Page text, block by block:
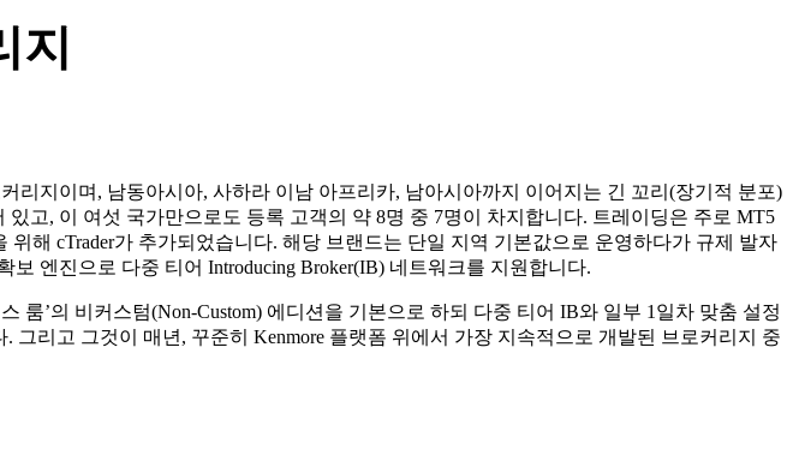
지이며, 남동아시아, 사하라 이남 아프리카, 남아시아까지 이어지는 긴 꼬리(장기적 분포)
고, 이 여섯 국가만으로도 등록 고객의 약 8명 중 7명이 차지합니다. 트레이딩은 주로 MT5
해 cTrader가 추가되었습니다. 해당 브랜드는 단일 지역 기본값으로 운영하다가 규제 발자
엔진으로 다중 티어 Introducing Broker(IB) 네트워크를 지원합니다.
룸’의 비커스텀(Non-Custom) 에디션을 기본으로 하되 다중 티어 IB와 일부 1일차 맞춤 설정
리고 그것이 매년, 꾸준히 Kenmore 플랫폼 위에서 가장 지속적으로 개발된 브로커리지 중